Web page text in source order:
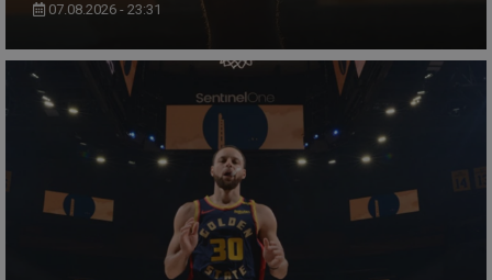
07.08.2026 - 23:31